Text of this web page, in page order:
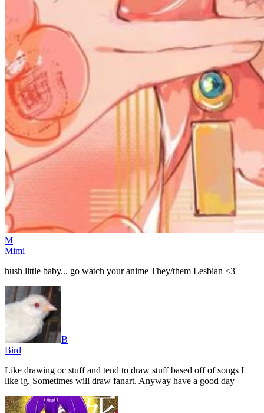
M
Mimi
hush little baby... go watch your anime They/them Lesbian <3
B
Bird
Like drawing oc stuff and tend to draw stuff based off of songs I
like ig. Sometimes will draw fanart. Anyway have a good day